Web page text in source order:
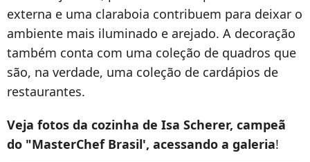
externa e uma claraboia contribuem para deixar o
ambiente mais iluminado e arejado. A decoração
também conta com uma coleção de quadros que
são, na verdade, uma coleção de cardápios de
restaurantes.
Veja fotos da cozinha de Isa Scherer, campeã
do "MasterChef Brasil', acessando a galeria!